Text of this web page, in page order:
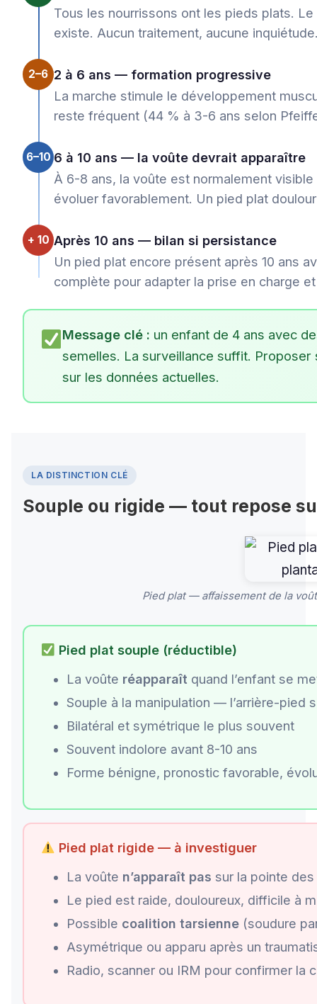
Tous les nourrissons ont les pieds plats.
existe. Aucun traitement, aucune
2–6 2 à 6 ans — formation progressive
La marche stimule le développement
reste fréquent (44 % à 3-6 ans selon
6–10 6 à 10 ans — la voûte devrait apparaître
À 6-8 ans, la voûte est normalement
évoluer favorablement. Un pied plat
+ 10 Après 10 ans — bilan si persistance
Un pied plat encore présent après 10 ans
complète pour adapter la prise en charge
Message clé : un enfant de 4 ans avec
semelles. La surveillance suffit.
sur les données actuelles.
LA DISTINCTION CLÉ
Souple ou rigide — tout repose
Pied plat — affaissement de la
Pied plat souple (réductible)
La voûte réapparaîtquand l’enfant se
Souple à la manipulation — l’arrière-pied
Bilatéral et symétrique le plus souvent
Souvent indolore avant 8-10 ans
Forme bénigne, pronostic favorable,
Pied plat rigide — à investiguer
La voûte n’apparaît pas sur la pointe
Le pied est raide, douloureux, difficile à
Possible coalition tarsienne(soudure
Asymétrique ou apparu après un
Radio, scanner ou IRM pour confirmer la